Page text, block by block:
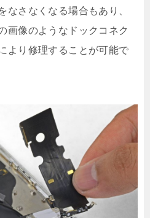
なさなくなる場合もあり、
画像のようなドックコネク
より修理することが可能で